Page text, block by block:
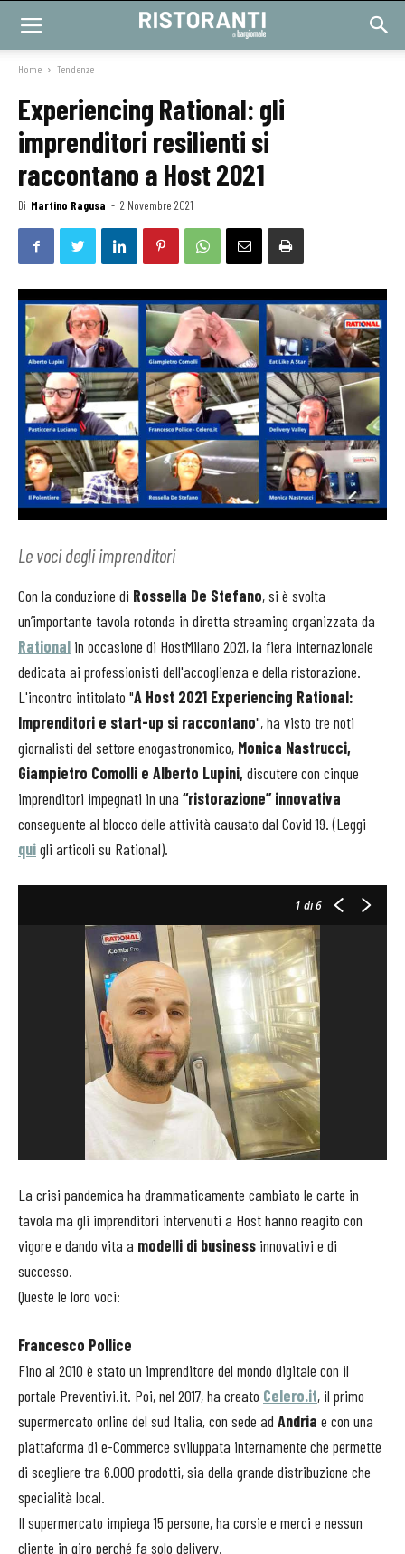
Home Tendenze
Experiencing Rational: gli
imprenditori resilienti si
raccontano a Host 2021
Di Martino Ragusa - 2 Novembre 2021
Le voci degli imprenditori
Con la conduzione di Rossella De Stefano, si è svolta
un’importante tavola rotonda in diretta streaming organizzata da
Rational in occasione di HostMilano 2021, la fiera internazionale
dedicata ai professionisti dell'accoglienza e della ristorazione.
L'incontro intitolato "A Host 2021 Experiencing Rational:
Imprenditori e start-up si raccontano", ha visto tre noti
giornalisti del settore enogastronomico, Monica Nastrucci,
Giampietro Comolli e Alberto Lupini,discutere con cinque
imprenditori impegnati in una “ristorazione” innovativa
conseguente al blocco delle attività causato dal Covid 19. (Leggi
quigli articoli su Rational).
1 di 6
La crisi pandemica ha drammaticamente cambiato le carte in
tavola ma gli imprenditori intervenuti a Host hanno reagito con
vigore e dando vita a modelli di business innovativi e di
successo.
Queste le loro voci:
Francesco Pollice
Fino al 2010 è stato un imprenditore del mondo digitale con il
portale Preventivi.it. Poi, nel 2017, ha creato Celero.it, il primo
supermercato online del sud Italia, con sede ad Andria e con una
piattaforma di e-Commerce sviluppata internamente che permette
di scegliere tra 6.000 prodotti, sia della grande distribuzione che
specialità local.
Il supermercato impiega 15 persone, ha corsie e merci e nessun
cliente in giro perché fa solo delivery.